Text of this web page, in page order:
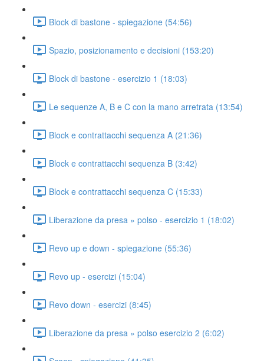
Block di bastone - spiegazione (54:56)
Spazio, posizionamento e decisioni (153:20)
Block di bastone - esercizio 1 (18:03)
Le sequenze A, B e C con la mano arretrata (13:54)
Block e contrattacchi sequenza A (21:36)
Block e contrattacchi sequenza B (3:42)
Block e contrattacchi sequenza C (15:33)
Liberazione da presa » polso - esercizio 1 (18:02)
Revo up e down - spiegazione (55:36)
Revo up - esercizi (15:04)
Revo down - esercizi (8:45)
Liberazione da presa » polso esercizio 2 (6:02)